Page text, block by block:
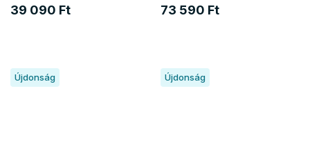
39 090 Ft 73 590 Ft
Újdonság Újdonság